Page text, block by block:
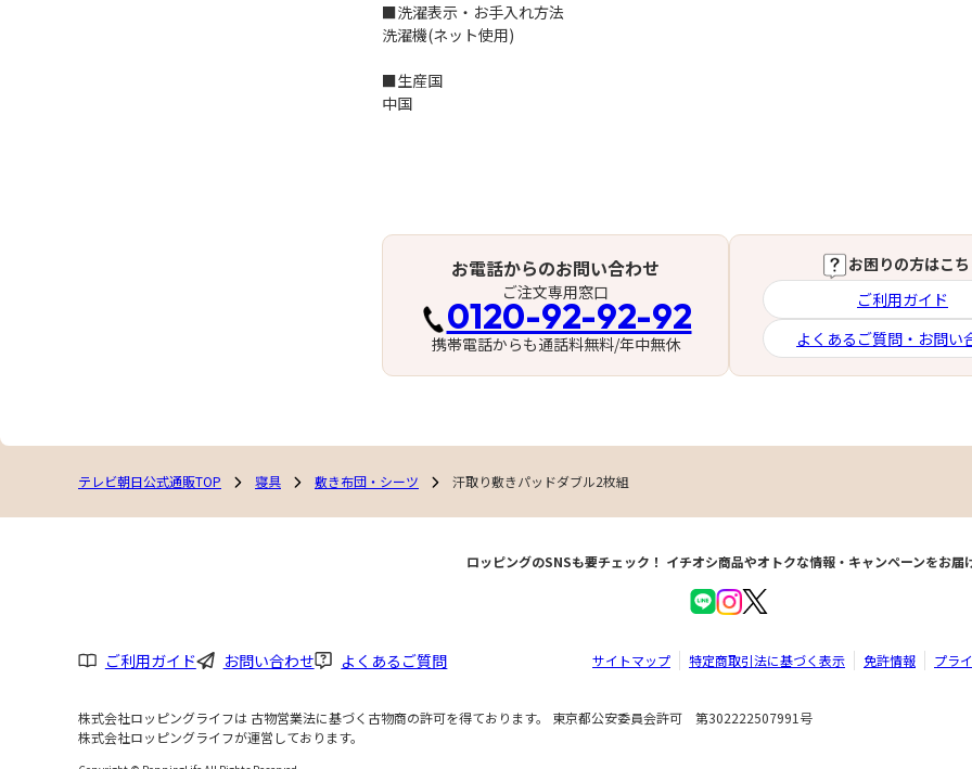
■洗濯表示・お手入れ方法
洗濯機(ネット使用)
■生産国
中国
お電話からのお問い合わせ
ご注文専用窓口
0120-92-92-92
携帯電話からも通話料無料/年中無休
お困りの方はこ
ご利用ガイド
よくあるご質問・お問い
テレビ朝日公式通販TOP 寝具 敷き布団・シーツ 汗取り敷きパッドダブル2枚組
ロッピングのSNSも要チェック！ イチオシ商品やオトクな情報・キャンペーンをお届
ご利用ガイド お問い合わせ よくあるご質問 サイトマップ 特定商取引法に基づく表示 免許情報 プラ
株式会社ロッピングライフは 古物営業法に基づく古物商の許可を得ております。 東京都公安委員会許可 第302222507991号
株式会社ロッピングライフが運営しております。